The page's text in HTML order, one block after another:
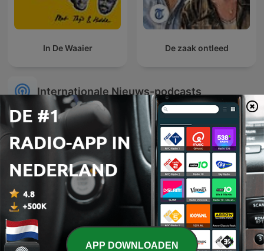
In De Waaier De zaak ontleed
Internationale Nieuws-podcasts
Diálogo en Panamericana Эхо Москвы
APP DOWNLOADEN